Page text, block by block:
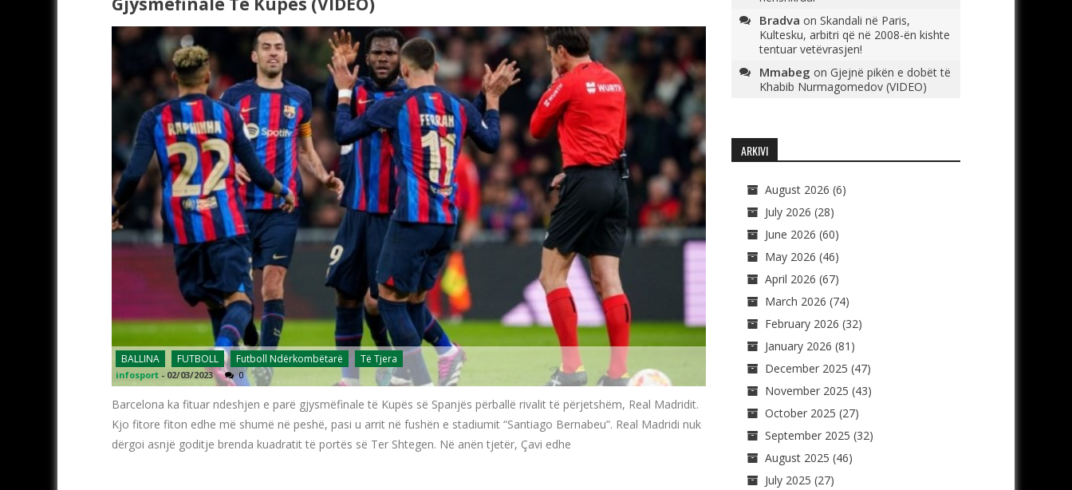
BALLINA FUTBOLL Futboll Ndërkombëtarë Të Tjera
infosport - 02/03/2023 0
Barcelona ka fituar ndeshjen e parë gjysmëfinale të Kupës së Spanjës përballë rivalit të përjetshëm, Real Madridit.
Kjo fitore fiton edhe më shumë në peshë, pasi u arrit në fushën e stadiumit “Santiago Bernabeu”. Real Madridi nuk
dërgoi asnjë goditje brenda kuadratit të portës së Ter Shtegen. Në anën tjetër, Çavi edhe
Bradva on Skandali në Paris,
Kultesku, arbitri që në 2008-ën kishte
tentuar vetëvrasjen!
Mmabeg on Gjejnë pikën e dobët të
Khabib Nurmagomedov (VIDEO)
ARKIVI
August 2026 (6)
July 2026 (28)
June 2026 (60)
May 2026 (46)
April 2026 (67)
March 2026 (74)
February 2026 (32)
January 2026 (81)
December 2025 (47)
November 2025 (43)
October 2025 (27)
September 2025 (32)
August 2025 (46)
July 2025 (27)